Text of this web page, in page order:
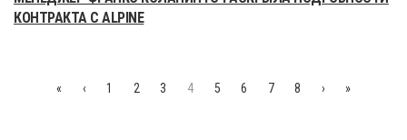
КОНТРАКТА С ALPINE
« ‹ 1 2 3 4 5 6 7 8 › »